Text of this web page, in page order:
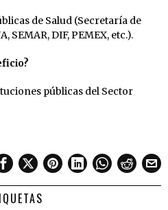
de Salud (Secretaría de
SEMAR, DIF, PEMEX, etc.).
públicas del Sector